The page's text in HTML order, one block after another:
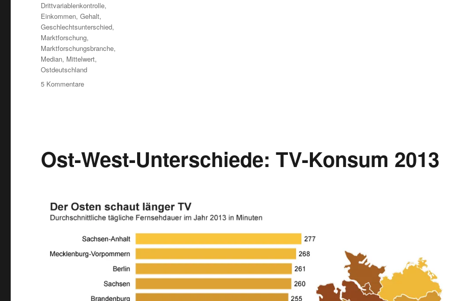
Drittvariablenkontrolle,
Einkommen,Gehalt,
Geschlechtsunterschied,
Marktforschung,
Marktforschungsbranche,
Median, Mittelwert,
Ostdeutschland
5 Kommentarezu
Ost-West-Unterschiede: TV-Konsum 2013